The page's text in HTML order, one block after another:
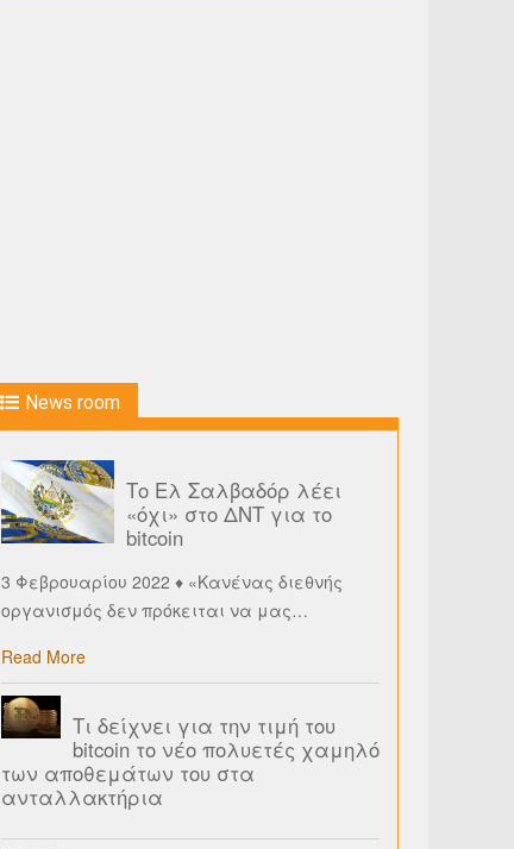
News room
Το Ελ Σαλβαδόρ λέει
«όχι» στο ΔΝΤ για το
bitcoin
3 Φεβρουαρίου 2022 ♦ «Κανένας διεθνής
οργανισμός δεν πρόκειται να μας…
Read More
Τι δείχνει για την τιμή του
bitcoin το νέο πολυετές χαμηλό
των αποθεμάτων του στα
ανταλλακτήρια